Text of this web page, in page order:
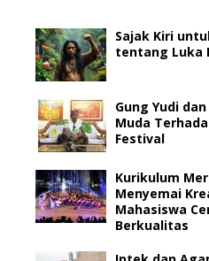
Sajak Kiri
tentang Luka
Gung Yudi
Muda
Festival
Kurikulum
Menyemai
Mahasiswa
Berkualitas